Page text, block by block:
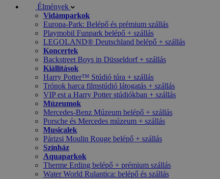
Élmények
Vidámparkok
Europa-Park: Belépő és prémium szállás
Playmobil Funpark belépő + szállás
LEGOLAND® Deutschland belépő + szállás
Koncertek
Backstreet Boys in Düsseldorf + szállás
Kiállítások
Harry Potter™ Stúdió túra + szállás
Trónok harca filmstúdió látogatás + szállás
VIP est a Harry Potter stúdiókban + szállás
Múzeumok
Mercedes-Benz Múzeum belépő + szállás
Porsche és Mercedes múzeum + szállás
Musicalek
Párizsi Moulin Rouge belépő + szállás
Színház
Aquaparkok
Therme Erding belépő + prémium szállás
Water World Rulantica: belépő és szállás